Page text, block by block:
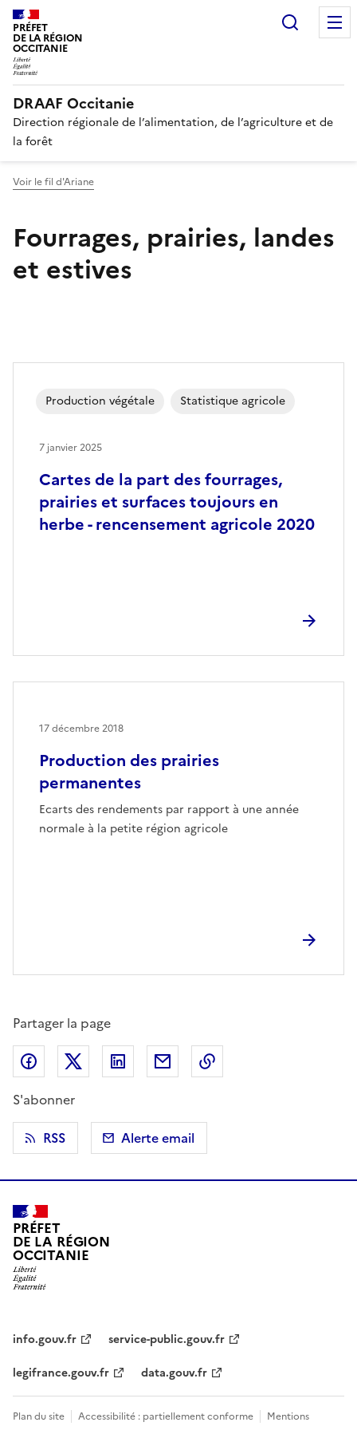
PRÉFET
DE LA RÉGION
OCCITANIE
DRAAF Occitanie
Direction régionale de l’alimentation, de l’agriculture et de
la forêt
Voir le fil d'Ariane
Fourrages, prairies, landes
et estives
Cartes de la part des fourrages,
prairies et surfaces toujours en
herbe - rencensement agricole 2020
Production végétale Statistique agricole
7 janvier 2025
Production des prairies
permanentes
Ecarts des rendements par rapport à une année
normale à la petite région agricole
17 décembre 2018
Partager la page
Partager sur Facebook
Partager sur X (anciennement Twitter)
Partager sur LinkedIn
Partager par email
S'abonner
RSS
Alerte email
PRÉFET
DE LA RÉGION
OCCITANIE
info.gouv.fr
service-public.gouv.fr
legifrance.gouv.fr
data.gouv.fr
Plan du site Accessibilité : partiellement conforme Mentions